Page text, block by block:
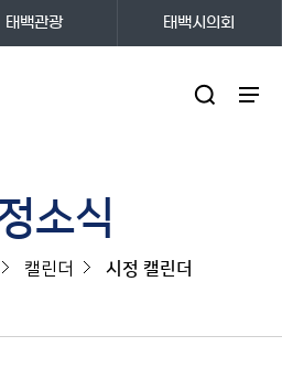
태백관광 태백시의회
소식
캘린더 시정 캘린더